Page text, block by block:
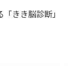
きき脳診断」